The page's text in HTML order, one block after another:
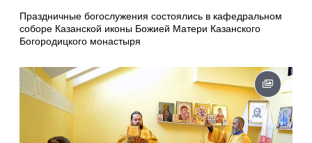
Праздничные богослужения состоялись в кафедральном
соборе Казанской иконы Божией Матери Казанского
Богородицкого монастыря